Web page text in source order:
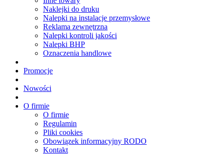
Naklejki do druku
Nalepki na instalacje przemysłowe
Reklama zewnętrzna
Nalepki kontroli jakości
Nalepki BHP
Oznaczenia handlowe
Promocje
Nowości
O firmie
O firmie
Regulamin
Pliki cookies
Obowiązek informacyjny RODO
Kontakt